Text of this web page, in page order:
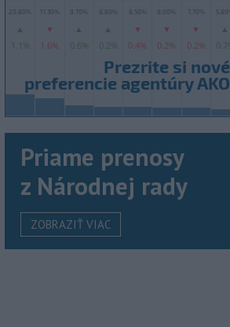
Priame prenosy
z Národnej rady
ZOBRAZIŤ VIAC